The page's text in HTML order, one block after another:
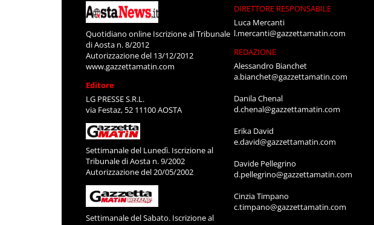
Quotidiano online Iscrizione al Tribunale
di Aosta n. 8/2012
Autorizzazione del 13/12/2012
www.gazzettamatin.com
Editore
LG PRESSE S.R.L.
via Festaz, 52 11100 AOSTA
Settimanale del Lunedì. Iscrizione al
Tribunale di Aosta n. 9/2002
Autorizzazione del 20/05/2002
Settimanale del Sabato. Iscrizione al
DIRETTORE RESPONSABILE
Luca Mercanti
l.mercanti@gazzettamatin.com
REDAZIONE
Alessandro Bianchet
a.bianchet@gazzettamatin.com
Danila Chenal
d.chenal@gazzettamatin.com
Erika David
e.david@gazzettamatin.com
Davide Pellegrino
d.pellegrino@gazzettamatin.com
Cinzia Timpano
c.timpano@gazzettamatin.com